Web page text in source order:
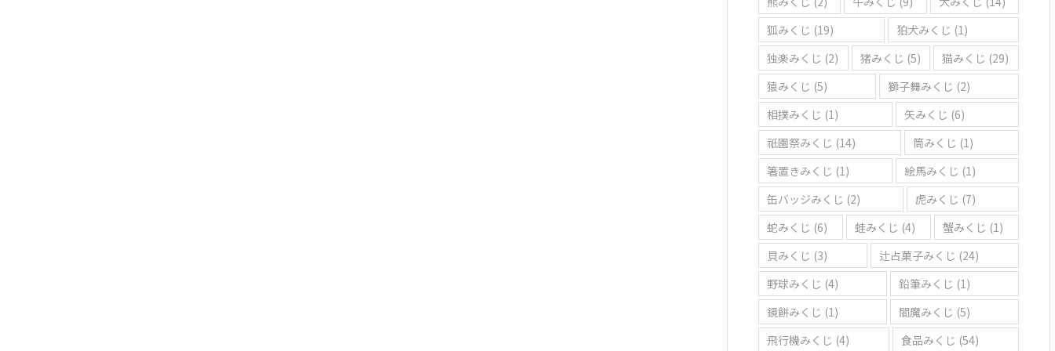
狐みくじ (19) 狛犬みくじ (1)
独楽みくじ (2) 猪みくじ (5) 猫みくじ (29)
猿みくじ (5) 獅子舞みくじ (2)
相撲みくじ (1) 矢みくじ (6)
祇園祭みくじ (14) 筒みくじ (1)
箸置きみくじ (1) 絵馬みくじ (1)
缶バッジみくじ (2) 虎みくじ (7)
蛇みくじ (6) 蛙みくじ (4) 蟹みくじ (1)
貝みくじ (3) 辻占菓子みくじ (24)
野球みくじ (4) 鉛筆みくじ (1)
鏡餅みくじ (1) 閻魔みくじ (5)
飛行機みくじ (4) 食品みくじ (54)